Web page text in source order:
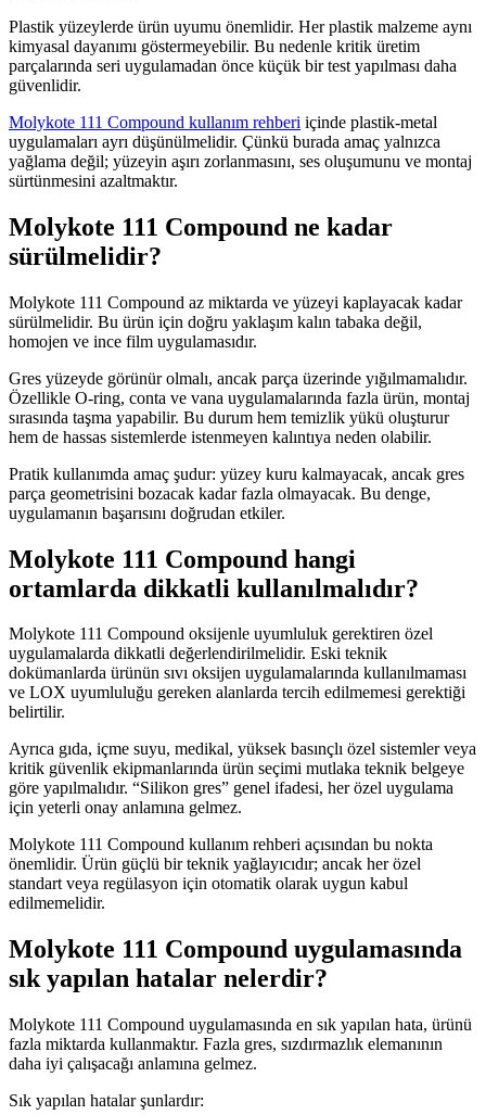
Plastik yüzeylerde ürün uyumu önemlidir. Her plastik malzeme aynı
kimyasal dayanımı göstermeyebilir. Bu nedenle kritik üretim
parçalarında seri uygulamadan önce küçük bir test yapılması daha
güvenlidir.
Molykote 111 Compound kullanım rehberi içinde plastik-metal
uygulamaları ayrı düşünülmelidir. Çünkü burada amaç yalnızca
yağlama değil; yüzeyin aşırı zorlanmasını, ses oluşumunu ve montaj
sürtünmesini azaltmaktır.
Molykote 111 Compound ne kadar
sürülmelidir?
Molykote 111 Compound az miktarda ve yüzeyi kaplayacak kadar
sürülmelidir. Bu ürün için doğru yaklaşım kalın tabaka değil,
homojen ve ince film uygulamasıdır.
Gres yüzeyde görünür olmalı, ancak parça üzerinde yığılmamalıdır.
Özellikle O-ring, conta ve vana uygulamalarında fazla ürün, montaj
sırasında taşma yapabilir. Bu durum hem temizlik yükü oluşturur
hem de hassas sistemlerde istenmeyen kalıntıya neden olabilir.
Pratik kullanımda amaç şudur: yüzey kuru kalmayacak, ancak gres
parça geometrisini bozacak kadar fazla olmayacak. Bu denge,
uygulamanın başarısını doğrudan etkiler.
Molykote 111 Compound hangi
ortamlarda dikkatli kullanılmalıdır?
Molykote 111 Compound oksijenle uyumluluk gerektiren özel
uygulamalarda dikkatli değerlendirilmelidir. Eski teknik
dokümanlarda ürünün sıvı oksijen uygulamalarında kullanılmaması
ve LOX uyumluluğu gereken alanlarda tercih edilmemesi gerektiği
belirtilir.
Ayrıca gıda, içme suyu, medikal, yüksek basınçlı özel sistemler veya
kritik güvenlik ekipmanlarında ürün seçimi mutlaka teknik belgeye
göre yapılmalıdır. “Silikon gres” genel ifadesi, her özel uygulama
için yeterli onay anlamına gelmez.
Molykote 111 Compound kullanım rehberi açısından bu nokta
önemlidir. Ürün güçlü bir teknik yağlayıcıdır; ancak her özel
standart veya regülasyon için otomatik olarak uygun kabul
edilmemelidir.
Molykote 111 Compound uygulamasında
sık yapılan hatalar nelerdir?
Molykote 111 Compound uygulamasında en sık yapılan hata, ürünü
fazla miktarda kullanmaktır. Fazla gres, sızdırmazlık elemanının
daha iyi çalışacağı anlamına gelmez.
Sık yapılan hatalar şunlardır: